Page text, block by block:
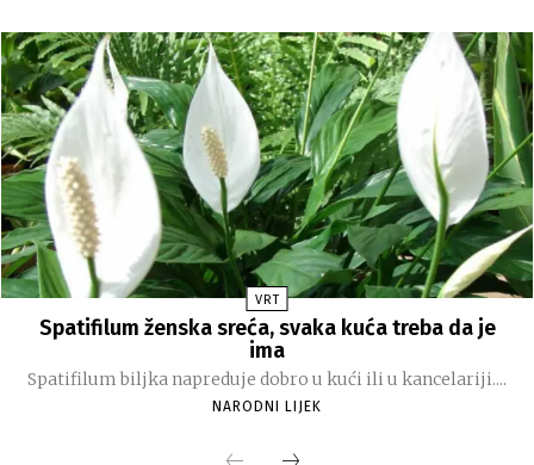
VRT
Spatifilum ženska sreća, svaka kuća treba da je
ima
Spatifilum biljka napreduje dobro u kući ili u kancelariji....
NARODNI LIJEK